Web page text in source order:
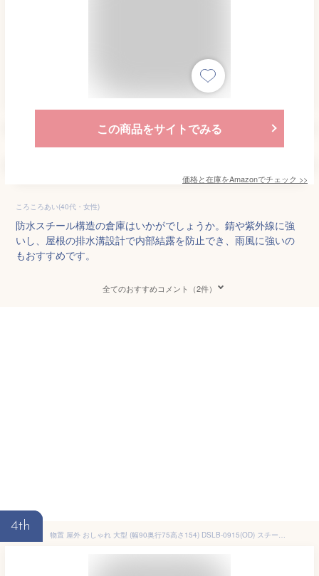
この商品をサイトでみる
価格と在庫をAmazonでチェック >>
ころころあい(40代・女性)
防水スチール構造の倉庫はいかがでしょうか。錆や紫外線に強
いし、屋根の排水溝設計で内部結露を防止でき、雨風に強いの
もおすすめです。
全てのおすすめコメント（2件）
4th
物置 屋外 おしゃれ 大型 (幅90奥行75高さ154) DSLB-0915(OD) スチール収納庫 スチール物置 物置き 大容量 山善 YAMAZEN ガーデンマスター 【送料無料】